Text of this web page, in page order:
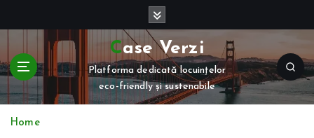
t
c
Case Verzi
Platforma dedicată locuințelor
eco-friendly și sustenabile
Home